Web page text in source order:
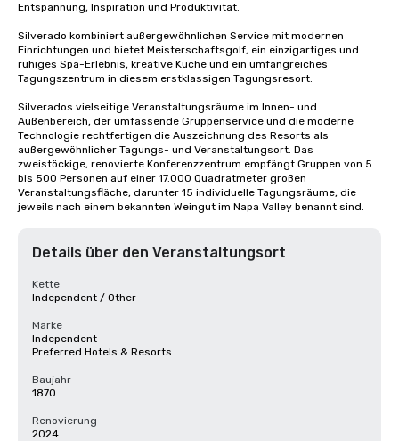
Entspannung, Inspiration und Produktivität.
Silverado kombiniert außergewöhnlichen Service mit modernen
Einrichtungen und bietet Meisterschaftsgolf, ein einzigartiges und
ruhiges Spa-Erlebnis, kreative Küche und ein umfangreiches
Tagungszentrum in diesem erstklassigen Tagungsresort.
Silverados vielseitige Veranstaltungsräume im Innen- und
Außenbereich, der umfassende Gruppenservice und die moderne
Technologie rechtfertigen die Auszeichnung des Resorts als
außergewöhnlicher Tagungs- und Veranstaltungsort. Das
zweistöckige, renovierte Konferenzzentrum empfängt Gruppen von 5
bis 500 Personen auf einer 17.000 Quadratmeter großen
Veranstaltungsfläche, darunter 15 individuelle Tagungsräume, die
jeweils nach einem bekannten Weingut im Napa Valley benannt sind.
Details über den Veranstaltungsort
Kette
Independent / Other
Marke
Independent
Preferred Hotels & Resorts
Baujahr
1870
Renovierung
2024